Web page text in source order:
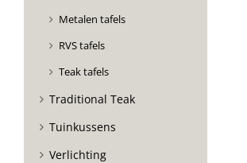
Metalen tafels
RVS tafels
Teak tafels
Traditional Teak
Tuinkussens
Verlichting